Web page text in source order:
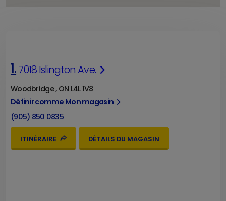
1.7018 Islington Ave.
Woodbridge , ON L4L 1V8
Définir comme Mon magasin
(905) 850 0835
ITINÉRAIRE DÉTAILS DU MAGASIN